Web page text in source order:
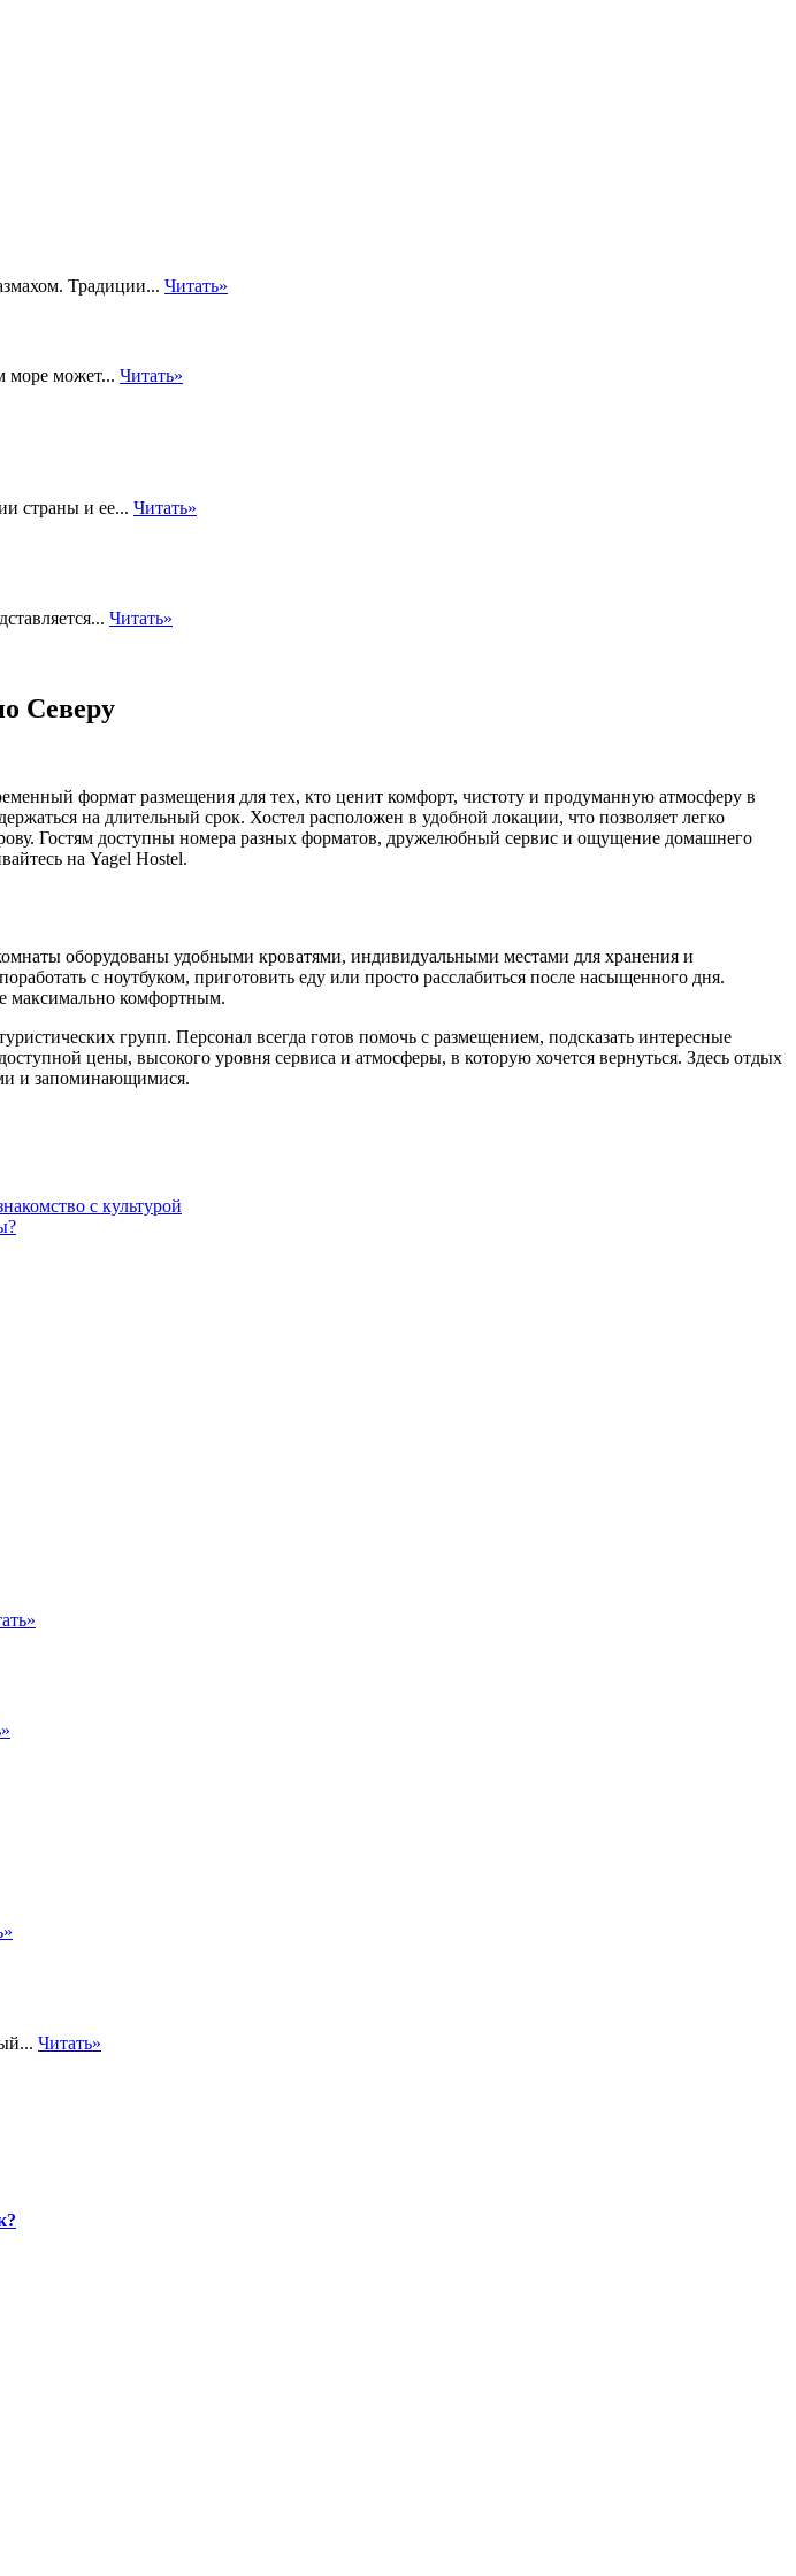
Традиции... Читать»
море может... Читать»
страны и ее... Читать»
Читать»
Северу
формат размещения для тех, кто ценит комфорт, чистоту и продуманную атмосферу в
на длительный срок. Хостел расположен в удобной локации, что позволяет легко
Гостям доступны номера разных форматов, дружелюбный сервис и ощущение домашнего
на Yagel Hostel.
оборудованы удобными кроватями, индивидуальными местами для хранения и
с ноутбуком, приготовить еду или просто расслабиться после насыщенного дня.
максимально комфортным.
групп. Персонал всегда готов помочь с размещением, подсказать интересные
цены, высокого уровня сервиса и атмосферы, в которую хочется вернуться. Здесь отдых
и запоминающимися.
с культурой
Читать»